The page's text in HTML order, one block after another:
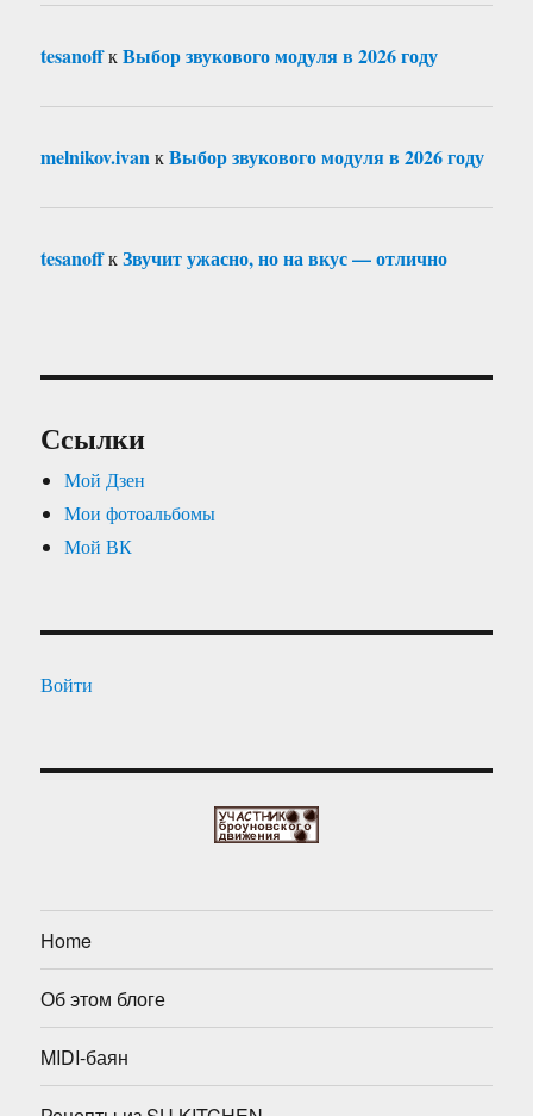
tesanoffкВыбор звукового модуля в 2026 году
melnikov.ivanкВыбор звукового модуля в 2026 году
tesanoffкЗвучит ужасно, но на вкус — отлично
Ссылки
Мой Дзен
Мои фотоальбомы
Мой ВК
Войти
Home
Об этом блоге
MIDI-баян